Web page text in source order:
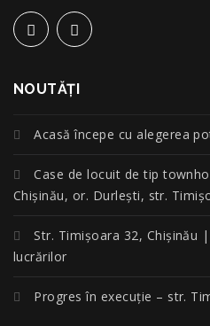
NOUTĂŢI
Acasă începe cu alegerea
Case de locuit de tip
Chișinău, or. Durlești, str.
Str. Timișoara 32, Chișinău
lucrărilor
Progres în execuție – str.